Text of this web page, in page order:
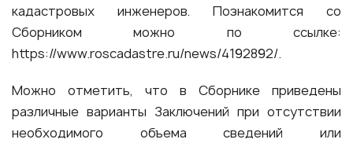
кадастровых инженеров. Познакомится со
Сборником можно по ссылке:
https://www.roscadastre.ru/news/4192892/.
Можно отметить, что в Сборнике приведены
различные варианты Заключений при отсутствии
необходимого объема сведений или